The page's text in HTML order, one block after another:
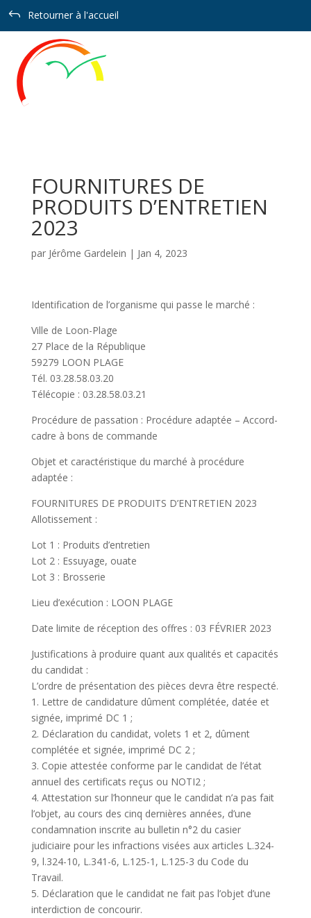
J Retourner à l'accueil
FOURNITURES DE
PRODUITS D’ENTRETIEN
2023
par Jérôme Gardelein | Jan 4, 2023
Identification de l’organisme qui passe le marché :
Ville de Loon-Plage
27 Place de la République
59279 LOON PLAGE
Tél. 03.28.58.03.20
Télécopie : 03.28.58.03.21
Procédure de passation : Procédure adaptée – Accord-
cadre à bons de commande
Objet et caractéristique du marché à procédure
adaptée :
FOURNITURES DE PRODUITS D’ENTRETIEN 2023
Allotissement :
Lot 1 : Produits d’entretien
Lot 2 : Essuyage, ouate
Lot 3 : Brosserie
Lieu d’exécution : LOON PLAGE
Date limite de réception des offres : 03 FÉVRIER 2023
Justifications à produire quant aux qualités et capacités
du candidat :
L’ordre de présentation des pièces devra être respecté.
1. Lettre de candidature dûment complétée, datée et
signée, imprimé DC 1 ;
2. Déclaration du candidat, volets 1 et 2, dûment
complétée et signée, imprimé DC 2 ;
3. Copie attestée conforme par le candidat de l’état
annuel des certificats reçus ou NOTI2 ;
4. Attestation sur l’honneur que le candidat n’a pas fait
l’objet, au cours des cinq dernières années, d’une
condamnation inscrite au bulletin n°2 du casier
judiciaire pour les infractions visées aux articles L.324-
9, l.324-10, L.341-6, L.125-1, L.125-3 du Code du
Travail.
5. Déclaration que le candidat ne fait pas l’objet d’une
interdiction de concourir.
Panneau de gestion des cookies